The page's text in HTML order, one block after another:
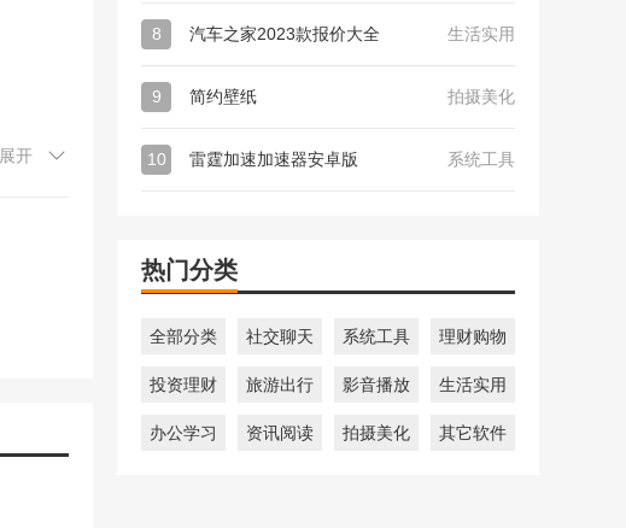
展开
8 汽车之家2023款报价大全 生活实用
9 简约壁纸 拍摄美化
10 雷霆加速加速器安卓版 系统工具
热门分类
全部分类 社交聊天 系统工具 理财购物
投资理财 旅游出行 影音播放 生活实用
办公学习 资讯阅读 拍摄美化 其它软件